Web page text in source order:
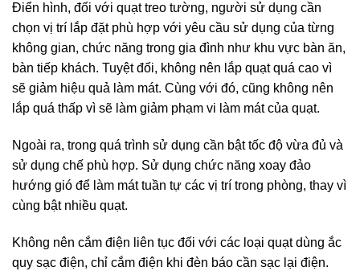
Điển hình, đối với quạt treo tường, người sử dụng cần
chọn vị trí lắp đặt phù hợp với yêu cầu sử dụng của từng
không gian, chức năng trong gia đình như khu vực bàn ăn,
bàn tiếp khách. Tuyệt đối, không nên lắp quạt quá cao vì
sẽ giảm hiệu quả làm mát. Cùng với đó, cũng không nên
lắp quá thấp vì sẽ làm giảm phạm vi làm mát của quạt.
Ngoài ra, trong quá trình sử dụng cần bật tốc độ vừa đủ và
sử dụng chế phù hợp. Sử dụng chức năng xoay đảo
hướng gió để làm mát tuần tự các vị trí trong phòng, thay vì
cùng bật nhiều quạt.
Không nên cắm điện liên tục đối với các loại quạt dùng ắc
quy sạc điện, chỉ cắm điện khi đèn báo cần sạc lại điện.